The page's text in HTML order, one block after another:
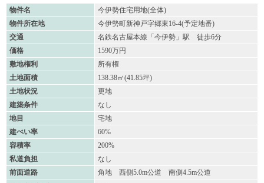
物件名
今伊勢住宅用地(全体)
物件所在地
今伊勢町新神戸字郷東16-4(予定地番)
交通
名鉄名古屋本線「今伊勢」駅 徒歩6分
価格
1590万円
敷地権利
所有権
土地面積
138.38㎡(41.85坪)
土地状況
更地
建築条件
なし
地目
宅地
建ぺい率
60%
容積率
200%
私道負担
なし
前面道路
角地 西側5.0m公道 南側4.5m公道